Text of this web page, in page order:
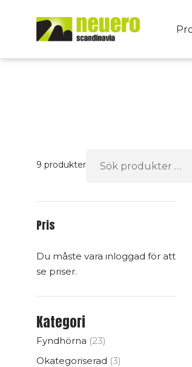
content
efter:
9 produkter
Pris
Du måste vara inloggad för att
se priser.
Kategori
Fyndhörna 2323
produkter
Okategoriserad 33